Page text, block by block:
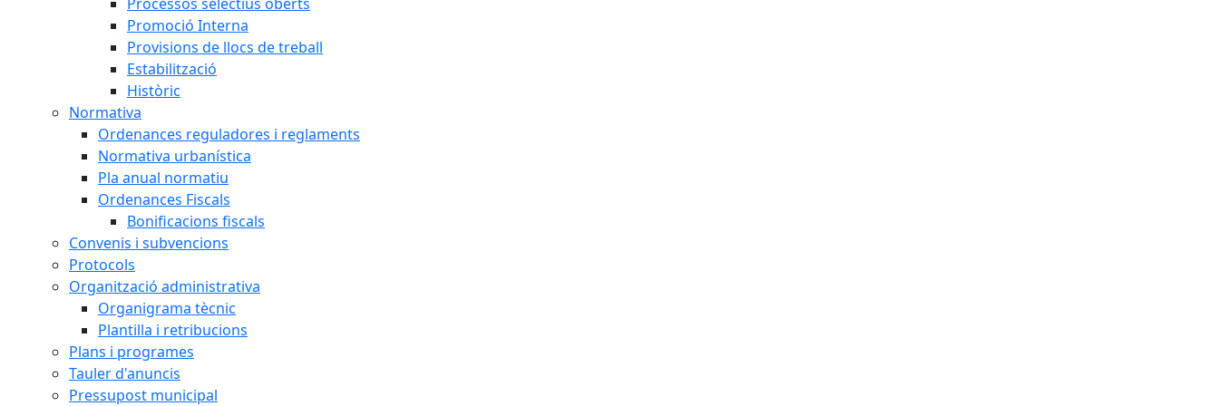
Promoció Interna
Provisions de llocs de treball
Estabilització
Històric
Normativa
Ordenances reguladores i reglaments
Normativa urbanística
Pla anual normatiu
Ordenances Fiscals
Bonificacions fiscals
Convenis i subvencions
Protocols
Organització administrativa
Organigrama tècnic
Plantilla i retribucions
Plans i programes
Tauler d'anuncis
Pressupost municipal